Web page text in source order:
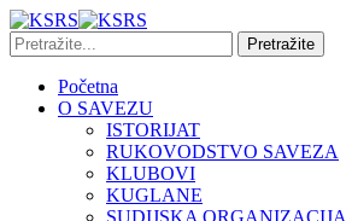
Početna
O SAVEZU
ISTORIJAT
RUKOVODSTVO SAVEZA
KLUBOVI
KUGLANE
SUDIJSKA ORGANIZACIJA